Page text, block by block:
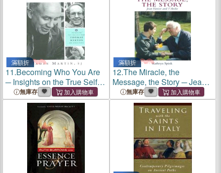
滿額折
11.Becoming Who You Are
─ Insights on the True Self
from Thomas Merton And
Other Saints
無庫存
滿額折
12.The Miracle, the
Message, the Story ─ Jean
Vanier And L'arche
無庫存